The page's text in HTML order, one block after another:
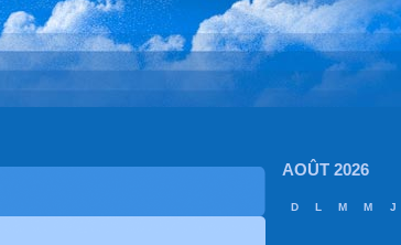
AOÛT 2026
D L M M J